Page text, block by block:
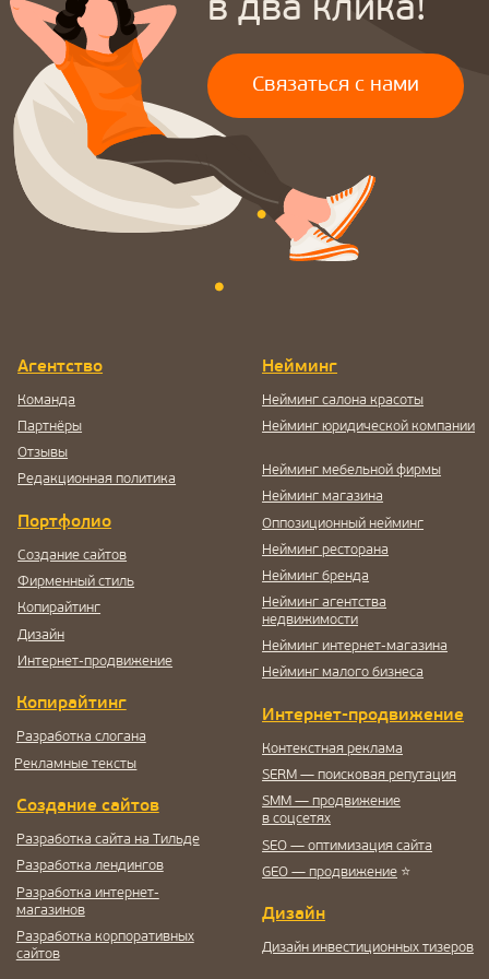
Дизайн
Фирменный стиль
Разработка корпоративных
сайтов
Разработка интернет-
магазинов
Разработка лендингов
Разработка логотипа
Разработка фирменного стиля
Дизайн полиграфии
Дизайн наружной рекламы
Дизайн документации
Дизайн презентации
Дизайн инвестиционных тизеров
Разработка брендбука
Разработка сайта на Тильде
GEO — продвижение
SEO — оптимизация сайта
Блог